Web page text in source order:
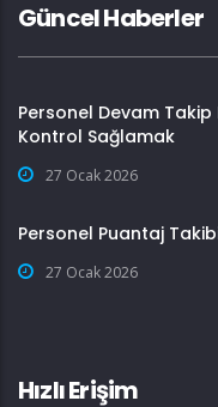
Güncel Haberler
Personel Devam
Kontrol Sağlamak
27 Ocak 2026
Personel Puantaj
27 Ocak 2026
Hızlı Erişim